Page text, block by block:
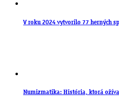
V roku 2024 vytvorilo 77 herných
Numizmatika: História, ktorá